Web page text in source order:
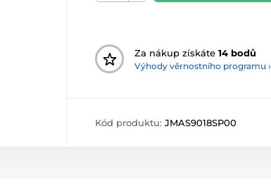
Za nákup získáte 14 bodů
Výhody věrnostního programu ›
Kód produktu: JMAS9018SP00